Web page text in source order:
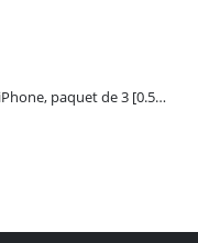
Câble de chargeur pour iPhone, paquet de 3 [0.5M 1M 2M] - GIANAC